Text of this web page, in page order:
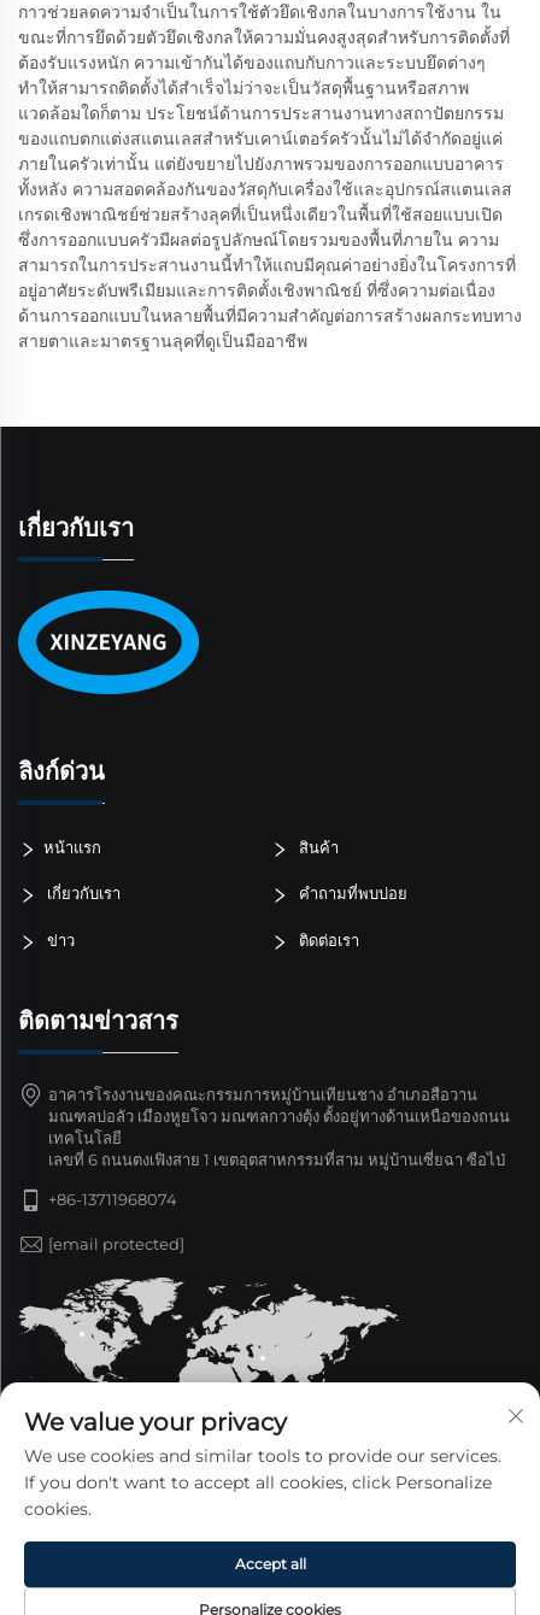
กาวช่วยลดความจำเป็นในการใช้ตัวยึดเชิงกลในบางการใช้งาน ใน
ขณะที่การยึดด้วยตัวยึดเชิงกลให้ความมั่นคงสูงสุดสำหรับการติดตั้งที่
ต้องรับแรงหนัก ความเข้ากันได้ของแถบกับกาวและระบบยึดต่างๆ
ทำให้สามารถติดตั้งได้สำเร็จไม่ว่าจะเป็นวัสดุพื้นฐานหรือสภาพ
แวดล้อมใดก็ตาม ประโยชน์ด้านการประสานงานทางสถาปัตยกรรม
ของแถบตกแต่งสแตนเลสสำหรับเคาน์เตอร์ครัวนั้นไม่ได้จำกัดอยู่แค่
ภายในครัวเท่านั้น แต่ยังขยายไปยังภาพรวมของการออกแบบอาคาร
ทั้งหลัง ความสอดคล้องกันของวัสดุกับเครื่องใช้และอุปกรณ์สแตนเลส
เกรดเชิงพาณิชย์ช่วยสร้างลุคที่เป็นหนึ่งเดียวในพื้นที่ใช้สอยแบบเปิด
ซึ่งการออกแบบครัวมีผลต่อรูปลักษณ์โดยรวมของพื้นที่ภายใน ความ
สามารถในการประสานงานนี้ทำให้แถบมีคุณค่าอย่างยิ่งในโครงการที่
อยู่อาศัยระดับพรีเมียมและการติดตั้งเชิงพาณิชย์ ที่ซึ่งความต่อเนื่อง
ด้านการออกแบบในหลายพื้นที่มีความสำคัญต่อการสร้างผลกระทบทาง
สายตาและมาตรฐานลุคที่ดูเป็นมืออาชีพ
เกี่ยวกับเรา
ลิงก์ด่วน
หน้าแรก สินค้า
เกี่ยวกับเรา คำถามที่พบบ่อย
ข่าว ติดต่อเรา
ติดตามข่าวสาร
อาคารโรงงานของคณะกรรมการหมู่บ้านเทียนชาง อำเภอสือวาน
มณฑลบ่อลัว เมืองหูยโจว มณฑลกวางตุ้ง ตั้งอยู่ทางด้านเหนือของถนน
เทคโนโลยี
เลขที่ 6 ถนนตงเฟิงสาย 1 เขตอุตสาหกรรมที่สาม หมู่บ้านเซี่ยฉา ซือไป่
+86-13711968074
[email protected]
นโยบายความเป็นส่วนตัว
We value your privacy
We use cookies and similar tools to provide our services.
If you don't want to accept all cookies, click Personalize
cookies.
Personalize cookies
Accept all